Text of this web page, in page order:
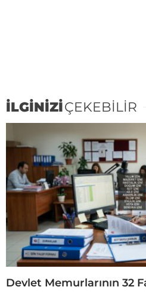
İLGİNİZİÇEKEBİLİR
Devlet Memurlarının 32